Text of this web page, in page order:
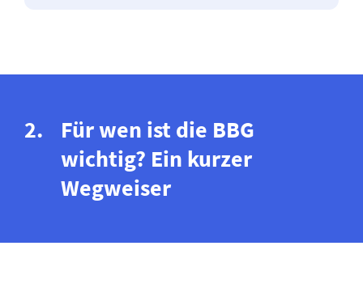
Für wen ist die BBG
wichtig? Ein kurzer
Wegweiser